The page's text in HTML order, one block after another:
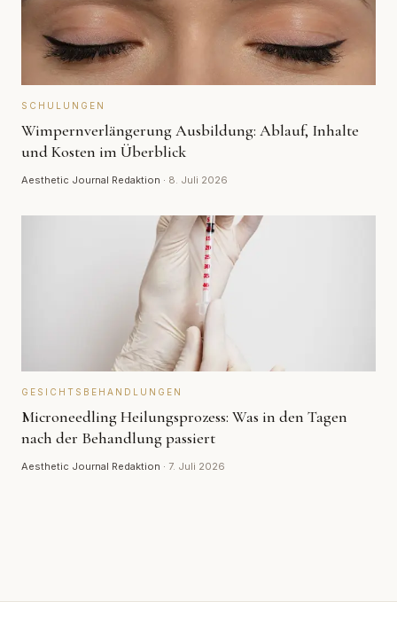
SCHULUNGEN
Wimpernverlängerung Ausbildung: Ablauf, Inhalte
und Kosten im Überblick
Aesthetic Journal Redaktion · 8. Juli 2026
GESICHTSBEHANDLUNGEN
Microneedling Heilungsprozess: Was in den Tagen
nach der Behandlung passiert
Aesthetic Journal Redaktion · 7. Juli 2026